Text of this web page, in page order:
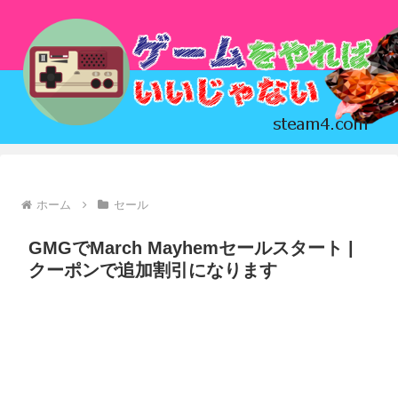
ホーム セール
GMGでMarch Mayhemセールスタート |
クーポンで追加割引になります